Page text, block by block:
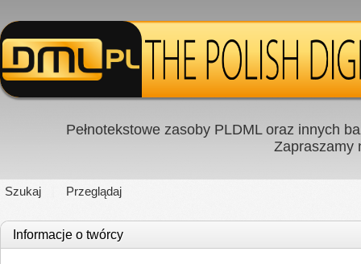
Pełnotekstowe zasoby PLDML oraz innych
Zapraszamy
Szukaj Przeglądaj
Informacje o twórcy